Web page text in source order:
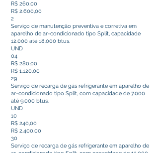
R$ 260,00
R$ 2.600,00
2
Serviço de manutenção preventiva e corretiva em
aparelho de ar-condicionado tipo Split, capacidade
12.000 até 18.000 btus.
UND
04
R$ 280,00
R$ 1.120,00
29
Serviço de recarga de gás refrigerante em aparelho de
ar-condicionado tipo Split, com capacidade de 7.000
até 9.000 btus.
UND
10
R$ 240,00
R$ 2.400,00
30
Serviço de recarga de gás refrigerante em aparelho de